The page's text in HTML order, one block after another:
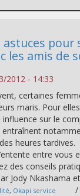
astuces pour
les amis de
2012 - 14:33
certaines
maris. Pour
influence sur le
entraînent
heures
entre vous
des conseils
Jody Nkashama
, Okapi service /